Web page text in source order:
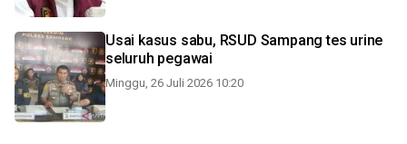
Usai kasus sabu, RSUD Sampang tes urine
seluruh pegawai
Minggu, 26 Juli 2026 10:20